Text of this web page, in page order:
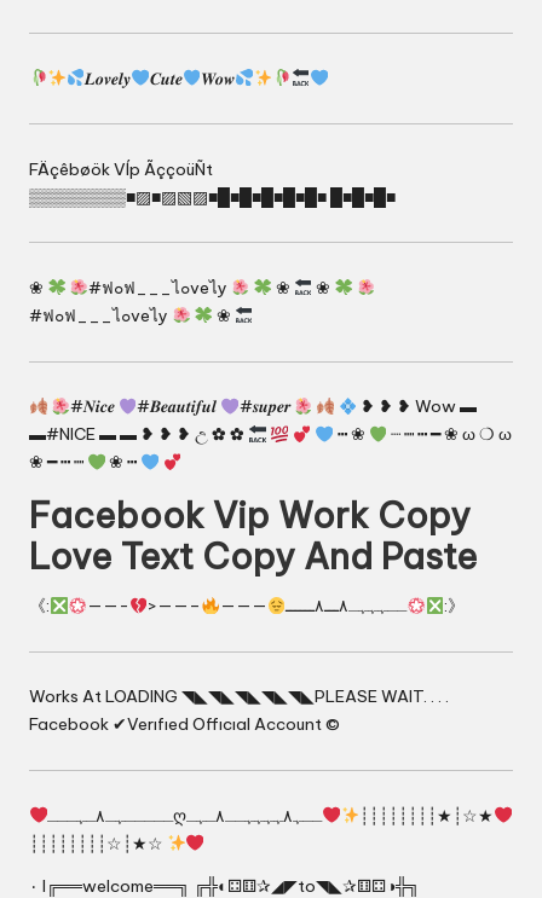
𝑳𝒐𝒗𝒆𝒍𝒚 𝑪𝒖𝒕𝒆 𝑾𝒐𝒘
FÄçêbøök VÍp ÃççoüÑt
▒▒▒▒▒▒▒▒■▨■▨▧▨■█■█■█■█■█■ █■█■█■
❀ #ฟ๐ฟ___ไ๐veไy ❀
❀
#ฟ๐ฟ___ไ๐veไy
❀
#𝑵𝒊𝒄𝒆 #𝑩𝒆𝒂𝒖𝒕𝒊𝒇𝒖𝒍 #𝒔𝒖𝒑𝒆𝒓
❥ ❥ ❥ Wow ▬
▬#NICE ▬ ▬ ❥ ❥ ❥ උ ✿ ✿
┅ ❀
┈ ┉ ┅ ━ ❀ ω ❍ ω
❀ ━ ┅ ┉
❀ ┅
Facebook Vip Work Copy
Love Text Copy And Paste
‎‎《: ——- >——– ——— ــہہہـ٨ـــ٨ــــــ :》‎
Works At LOADING ◥◣◥◣◥◣◥◣◥◣PLEASE WAIT. . . .
Facebook ✔Verıfıed Offıcıal Account ©
ـــــﮩـ٨ـﮩـــღــﮩ٨ﮩﮩﮩﮩــ٨ـﮩـ
┊┊┊┊┊┊┊┊★┊☆★
┊┊┊┊┊┊┊┊☆┊★☆
٠ l╔══welcome══╗ ╔╬◐⚃⚅✰◢◤to◥◣✰⚅⚃◑╬╗